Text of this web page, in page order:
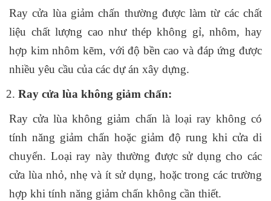
Ray cửa lùa giảm chấn thường được làm từ các chất
liệu chất lượng cao như thép không gỉ, nhôm, hay
hợp kim nhôm kẽm, với độ bền cao và đáp ứng được
nhiều yêu cầu của các dự án xây dựng.
Ray cửa lùa không giảm chấn:
Ray cửa lùa không giảm chấn là loại ray không có
tính năng giảm chấn hoặc giảm độ rung khi cửa di
chuyển. Loại ray này thường được sử dụng cho các
cửa lùa nhỏ, nhẹ và ít sử dụng, hoặc trong các trường
hợp khi tính năng giảm chấn không cần thiết.